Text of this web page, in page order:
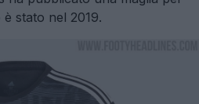
stato nel 2019.